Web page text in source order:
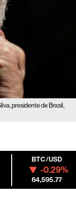
presidente de Brasil,
BTC/USD
-0.29%
64,595.77